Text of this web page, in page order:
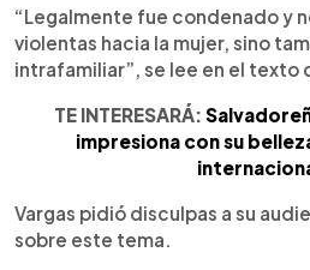
“Legalmente fue condenado y
violentas hacia la mujer, sino
intrafamiliar”, se lee en el texto
TE INTERESARÁ:
impresiona con su
Vargas pidió disculpas a su
sobre este tema.